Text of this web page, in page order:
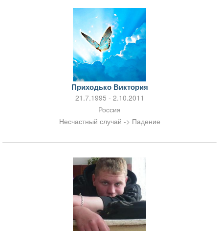
Приходько Виктория
21.7.1995 - 2.10.2011
Россия
Несчастный случай -> Падение